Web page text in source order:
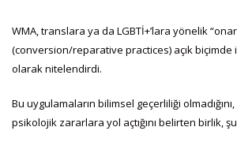
WMA, translara ya da LGBTİ+’lara yönelik
(conversion/reparative practices) açık biçimde
olarak nitelendirdi.
Bu uygulamaların bilimsel geçerliliği
psikolojik zararlara yol açtığını belirten birlik,